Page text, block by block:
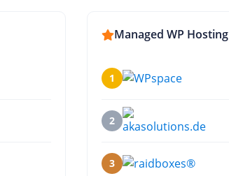
Managed WP Hosting
1
2
3